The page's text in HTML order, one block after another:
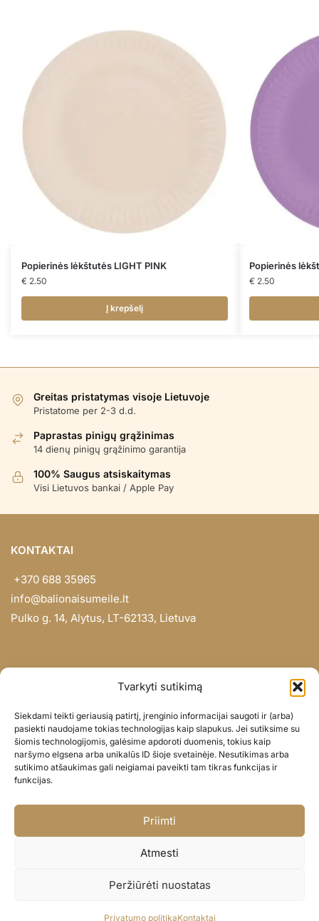
Tvarkyti sutikimą
Siekdami teikti geriausią patirtį, įrenginio informacijai saugoti ir (arba)
pasiekti naudojame tokias technologijas kaip slapukus. Jei sutiksime su
šiomis technologijomis, galėsime apdoroti duomenis, tokius kaip
naršymo elgsena arba unikalūs ID šioje svetainėje. Nesutikimas arba
sutikimo atšaukimas gali neigiamai paveikti tam tikras funkcijas ir
funkcijas.
Priimti
Atmesti
Peržiūrėti nuostatas
Privatumo politikaKontaktai
Popierinės lėkštutės LIGHT PINK
€ 2.50
Į krepšelį
Popierinės
€ 2.50
Greitas pristatymas visoje Lietuvoje
Pristatome per 2-3 d.d.
Paprastas pinigų grąžinimas
14 dienų pinigų grąžinimo garantija
100% Saugus atsiskaitymas
Visi Lietuvos bankai / Apple Pay
KONTAKTAI
+370 688 35965
info@balionaisumeile.lt
Pulko g. 14, Alytus, LT-62133, Lietuva
Didmena
Darbų portfolio
Privatumo politika
Parduotuvės politika
© BALIONAISUMEILE 2024